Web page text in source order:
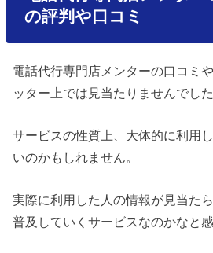
の評判や口コミ
電話代行専門店メンターの口コミ
ッター上では見当たりませんでした
サービスの性質上、大体的に利用
いのかもしれません。
実際に利用した人の情報が見当た
普及していくサービスなのかなと感